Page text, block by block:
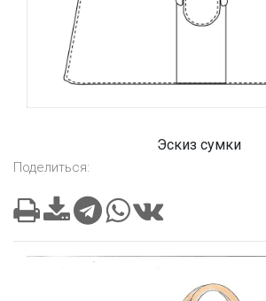
Эскиз сумки
Поделиться: